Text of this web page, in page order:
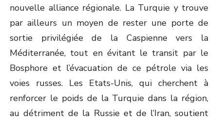
nouvelle alliance régionale. La Turquie y trouve
par ailleurs un moyen de rester une porte de
sortie privilégiée de la Caspienne vers la
Méditerranée, tout en évitant le transit par le
Bosphore et l’évacuation de ce pétrole via les
voies russes. Les Etats-Unis, qui cherchent à
renforcer le poids de la Turquie dans la région,
au détriment de la Russie et de l’Iran, soutient